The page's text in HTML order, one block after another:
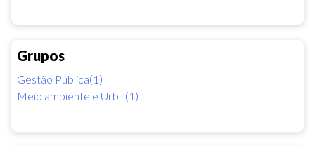
Grupos
Gestão Pública(1)
Meio ambiente e Urb...(1)